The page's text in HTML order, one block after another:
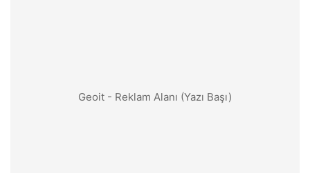
Geoit - Reklam Alanı (Yazı Başı)